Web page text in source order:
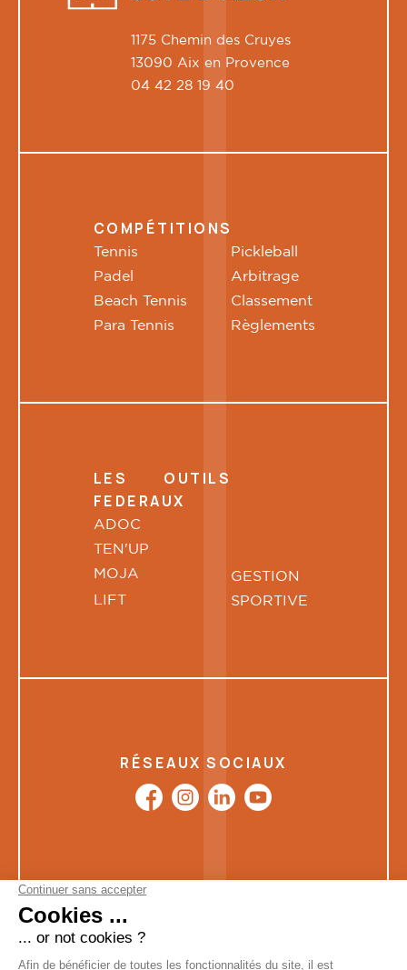
1175 Chemin des Cruyes
13090 Aix en Provence
04 42 28 19 40
COMPÉTITIONS
Tennis
Padel
Beach Tennis
Para Tennis
Pickleball
Arbitrage
Classement
Règlements
LES OUTILS
FEDERAUX
ADOC
TEN'UP
MOJA
LIFT
GESTION
SPORTIVE
RÉSEAUX SOCIAUX
légales
personnelles
cookies
Créations